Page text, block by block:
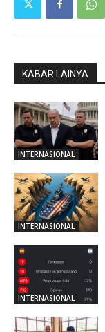
KABAR LAINYA
INTERNASIONAL
INTERNASIONAL
INTERNASIONAL